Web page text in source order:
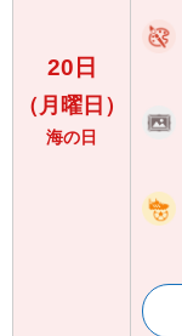
20日
（月曜日）
海の日